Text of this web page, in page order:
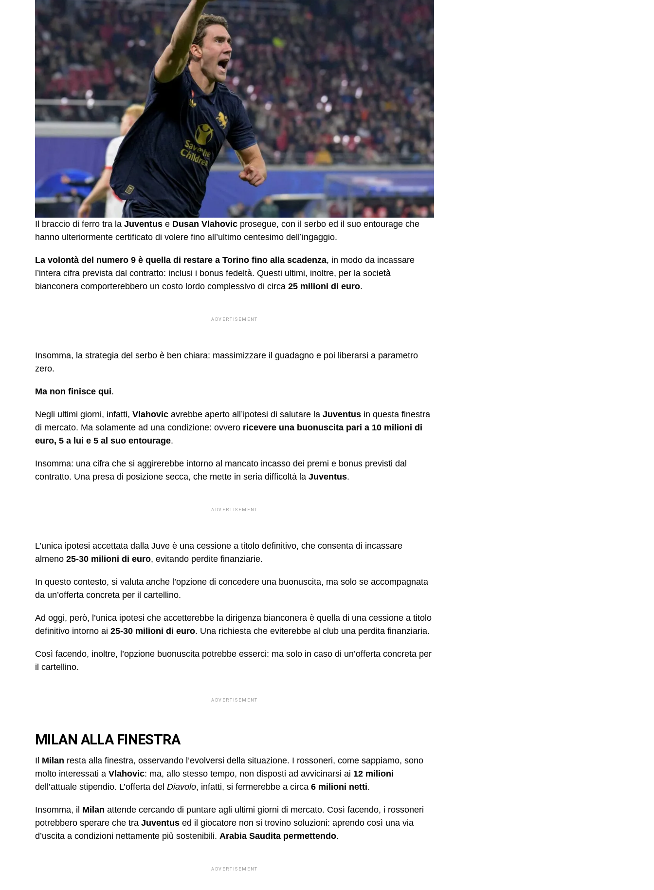
Il braccio di ferro tra la Juventus e Dusan Vlahovic prosegue, con il serbo ed il suo entourage che
hanno ulteriormente certificato di volere fino all’ultimo centesimo dell’ingaggio.
La volontà del numero 9 è quella di restare a Torino fino alla scadenza, in modo da incassare
l’intera cifra prevista dal contratto: inclusi i bonus fedeltà. Questi ultimi, inoltre, per la società
bianconera comporterebbero un costo lordo complessivo di circa 25 milioni di euro.
ADVERTISEMENT
Insomma, la strategia del serbo è ben chiara: massimizzare il guadagno e poi liberarsi a parametro
zero.
Ma non finisce qui.
Negli ultimi giorni, infatti, Vlahovic avrebbe aperto all’ipotesi di salutare la Juventus in questa finestra
di mercato. Ma solamente ad una condizione: ovvero ricevere una buonuscita pari a 10 milioni di
euro, 5 a lui e 5 al suo entourage.
Insomma: una cifra che si aggirerebbe intorno al mancato incasso dei premi e bonus previsti dal
contratto. Una presa di posizione secca, che mette in seria difficoltà la Juventus.
ADVERTISEMENT
L’unica ipotesi accettata dalla Juve è una cessione a titolo definitivo, che consenta di incassare
almeno 25-30 milioni di euro, evitando perdite finanziarie.
In questo contesto, si valuta anche l’opzione di concedere una buonuscita, ma solo se accompagnata
da un’offerta concreta per il cartellino.
Ad oggi, però, l’unica ipotesi che accetterebbe la dirigenza bianconera è quella di una cessione a titolo
definitivo intorno ai 25-30 milioni di euro. Una richiesta che eviterebbe al club una perdita finanziaria.
Così facendo, inoltre, l’opzione buonuscita potrebbe esserci: ma solo in caso di un’offerta concreta per
il cartellino.
ADVERTISEMENT
MILAN ALLA FINESTRA
Il Milan resta alla finestra, osservando l’evolversi della situazione. I rossoneri, come sappiamo, sono
molto interessati a Vlahovic: ma, allo stesso tempo, non disposti ad avvicinarsi ai 12 milioni
dell’attuale stipendio. L’offerta del Diavolo, infatti, si fermerebbe a circa 6 milioni netti.
Insomma, il Milan attende cercando di puntare agli ultimi giorni di mercato. Così facendo, i rossoneri
potrebbero sperare che tra Juventus ed il giocatore non si trovino soluzioni: aprendo così una via
d’uscita a condizioni nettamente più sostenibili. Arabia Saudita permettendo.
ADVERTISEMENT